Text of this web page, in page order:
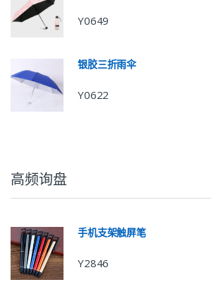
Y0649
银胶三折雨伞
Y0622
高频询盘
手机支架触屏笔
Y2846